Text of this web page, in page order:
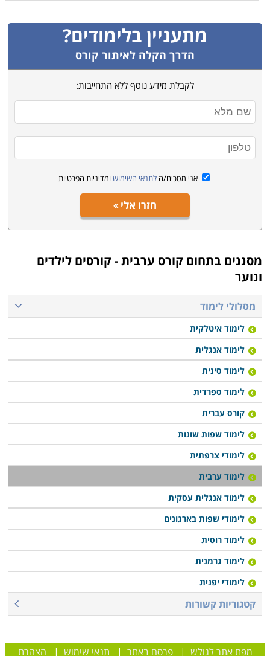
השפה, דקדוק בסיסי, הכרת האותיות, קריאה וכתיבה ברמה
בסיסית וניהול שיחות חולין. בתום הקורס יוכלו התלמידים
להירשם אל הקורסים הבאים ולחזק את כישוריהם.
קורס מתקדמים
אלו שכבר מחזיקים באוצר מילים נרחב ויידע בסיסי בשפה
יוכלו להשתלב בקורס ערבית ברמה בינונית או מתקדמת.
קורס המתחילים יהיה בעבורם בזבוז של זמן. בקורס
המתקדמים הם יוכלו לחזק את כישורי השפה שלהם, לדייק
עצמי שיאפשר להם לפצוח בשיחה עם כל דוברי הערבית
מתעניין בלימודים?
הדרך הקלה לאיתור קורס
לקבלת מידע נוסף ללא התחייבות:
אני מסכים/ה לתנאי השימוש ומדיניות הפרטיות
חזרו אלי
מסננים בתחום קורס ערבית - קורסים לילדים
ונוער
מסלולי לימוד
לימוד איטלקית
לימוד אנגלית
לימוד סינית
לימוד ספרדית
קורס עברית
לימוד שפות שונות
לימודי צרפתית
לימוד ערבית
לימוד אנגלית עסקית
לימודי שפות בארגונים
לימוד רוסית
לימוד גרמנית
לימודי יפנית
קטגוריות קשורות
מפת אתר לגולש |פרסם באתר | תנאי שימוש | הצהרת